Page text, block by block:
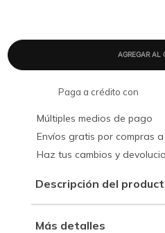
Paga a crédito con
Múltiples medios de pago
Envíos gratis por compras
Haz tus cambios y
Descripción del
Más detalles